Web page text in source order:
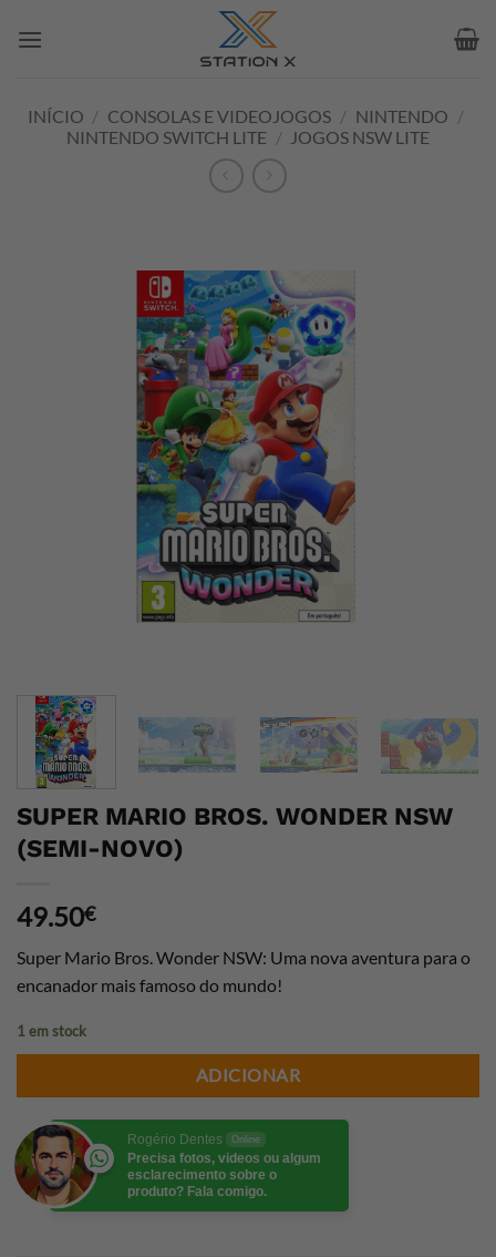
INÍCIO / CONSOLAS E VIDEOJOGOS / NINTENDO /
NINTENDO SWITCH LITE / JOGOS NSW LITE
SUPER MARIO BROS. WONDER NSW
(SEMI-NOVO)
49.50€
Super Mario Bros. Wonder NSW: Uma nova aventura para o
encanador mais famoso do mundo!
1 em stock
ADICIONAR
Rogério Dentes Online
Precisa fotos, videos ou algum
esclarecimento sobre o
produto? Fala comigo.